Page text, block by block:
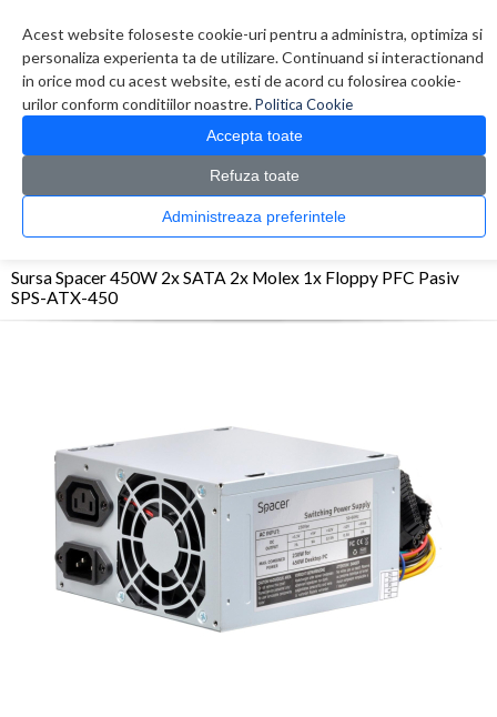
Acest website foloseste cookie-uri pentru a administra, optimiza si
personaliza experienta ta de utilizare. Continuand si interactionand
in orice mod cu acest website, esti de acord cu folosirea cookie-
urilor conform conditiilor noastre.Politica Cookie
Accepta toate
Refuza toate
Administreaza preferintele
0 produs(e)
CATALOG PRODUSE
Componente PC > Surse > Sursa Spacer 450W 2x SATA 2x Molex 1x
Sursa Spacer 450W 2x SATA 2x Molex 1x Floppy PFC Pasiv
SPS-ATX-450